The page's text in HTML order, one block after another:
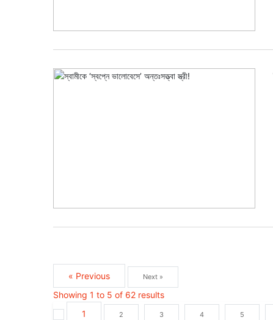
« Previous Next »
Showing 1 to 5 of 62 results
1
2 3 4 5